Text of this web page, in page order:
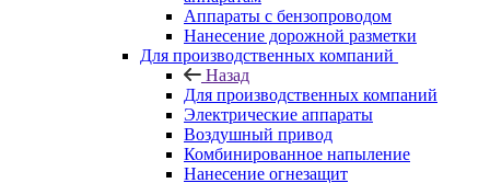
Аппараты с бензопроводом
Нанесение дорожной разметки
Для производственных компаний
Назад
Для производственных компаний
Электрические аппараты
Воздушный привод
Комбинированное напыление
Нанесение огнезащит